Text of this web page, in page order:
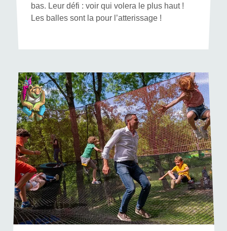
bas. Leur défi : voir qui volera le plus haut !
Les balles sont la pour l’atterissage !